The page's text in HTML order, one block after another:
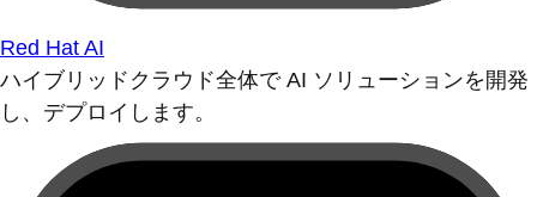
Red Hat AI
ハイブリッドクラウド全体で AI ソリューションを開発
し、デプロイします。